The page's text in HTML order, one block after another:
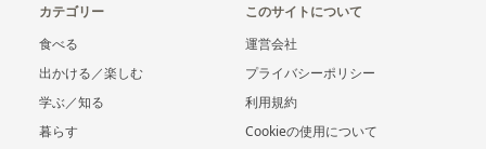
カテゴリー
食べる
出かける／楽しむ
学ぶ／知る
暮らす
このサイトについて
運営会社
プライバシーポリシー
利用規約
Cookieの使用について